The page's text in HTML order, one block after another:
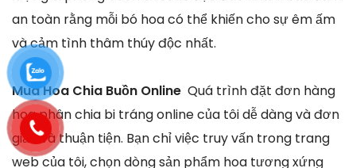
an toàn rằng mỗi bó hoa có thể khiến cho sự êm ấm
và cảm tình thâm thúy độc nhất.
Mua Hoa Chia Buồn Online Quá trình đặt đơn hàng
hoa phân chia bi tráng online của tôi dễ dàng và đơn
giản và thuận tiện. Bạn chỉ việc truy vấn trong trang
web của tôi, chọn dòng sản phẩm hoa tương xứng